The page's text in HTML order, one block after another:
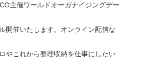
主催ワールドオーガナイジングデー
開催いたします。オンライン配信な
やこれから整理収納を仕事にしたい